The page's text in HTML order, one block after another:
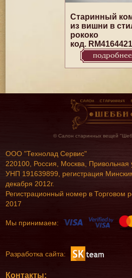
Старинный
из вишни в
рококо
код. RM4164421
подробнее
© Салон старинных вещей
ООО "Технолад Сервис"
220100, Россия, Москва, Привольная
УНП 191639899, регистрация
декабря 2012г.
Регистрационный номер в Торговом
2017
Мы принимаем:
Разработка сайта:
Контакты: